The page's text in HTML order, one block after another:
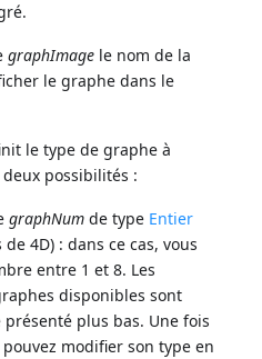
graphImage le nom de la
le graphe dans le
le type de graphe à
possibilités :
graphNum de type Entier
4D) : dans ce cas, vous
entre 1 et 8. Les
disponibles sont
plus bas. Une fois
modifier son type en